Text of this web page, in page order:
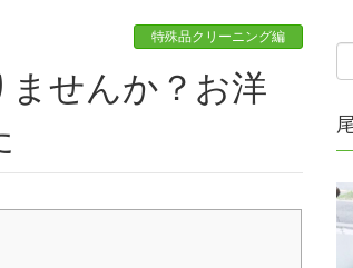
特殊品クリーニング編